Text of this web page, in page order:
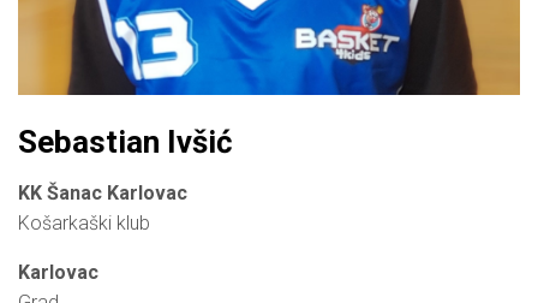
Sebastian Ivšić
KK Šanac Karlovac
Košarkaški klub
Karlovac